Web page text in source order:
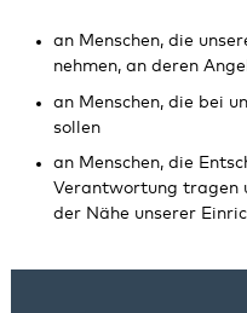
an Menschen, die
nehmen, an deren
an Menschen, die bei
sollen
an Menschen, die
Verantwortung tragen
der Nähe unserer